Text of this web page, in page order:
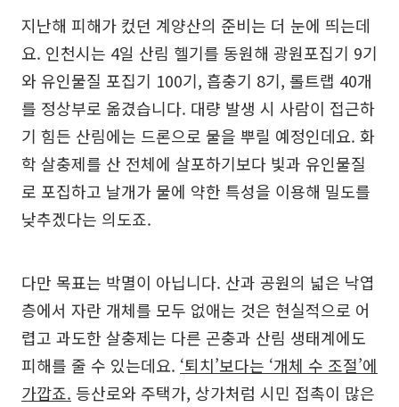
지난해 피해가 컸던 계양산의 준비는 더 눈에 띄는데
요. 인천시는 4일 산림 헬기를 동원해 광원포집기 9기
와 유인물질 포집기 100기, 흡충기 8기, 롤트랩 40개
를 정상부로 옮겼습니다. 대량 발생 시 사람이 접근하
기 힘든 산림에는 드론으로 물을 뿌릴 예정인데요. 화
학 살충제를 산 전체에 살포하기보다 빛과 유인물질
로 포집하고 날개가 물에 약한 특성을 이용해 밀도를
낮추겠다는 의도죠.
다만 목표는 박멸이 아닙니다. 산과 공원의 넓은 낙엽
층에서 자란 개체를 모두 없애는 것은 현실적으로 어
렵고 과도한 살충제는 다른 곤충과 산림 생태계에도
피해를 줄 수 있는데요. ‘퇴치’보다는 ‘개체 수 조절’에
가깝죠. 등산로와 주택가, 상가처럼 시민 접촉이 많은